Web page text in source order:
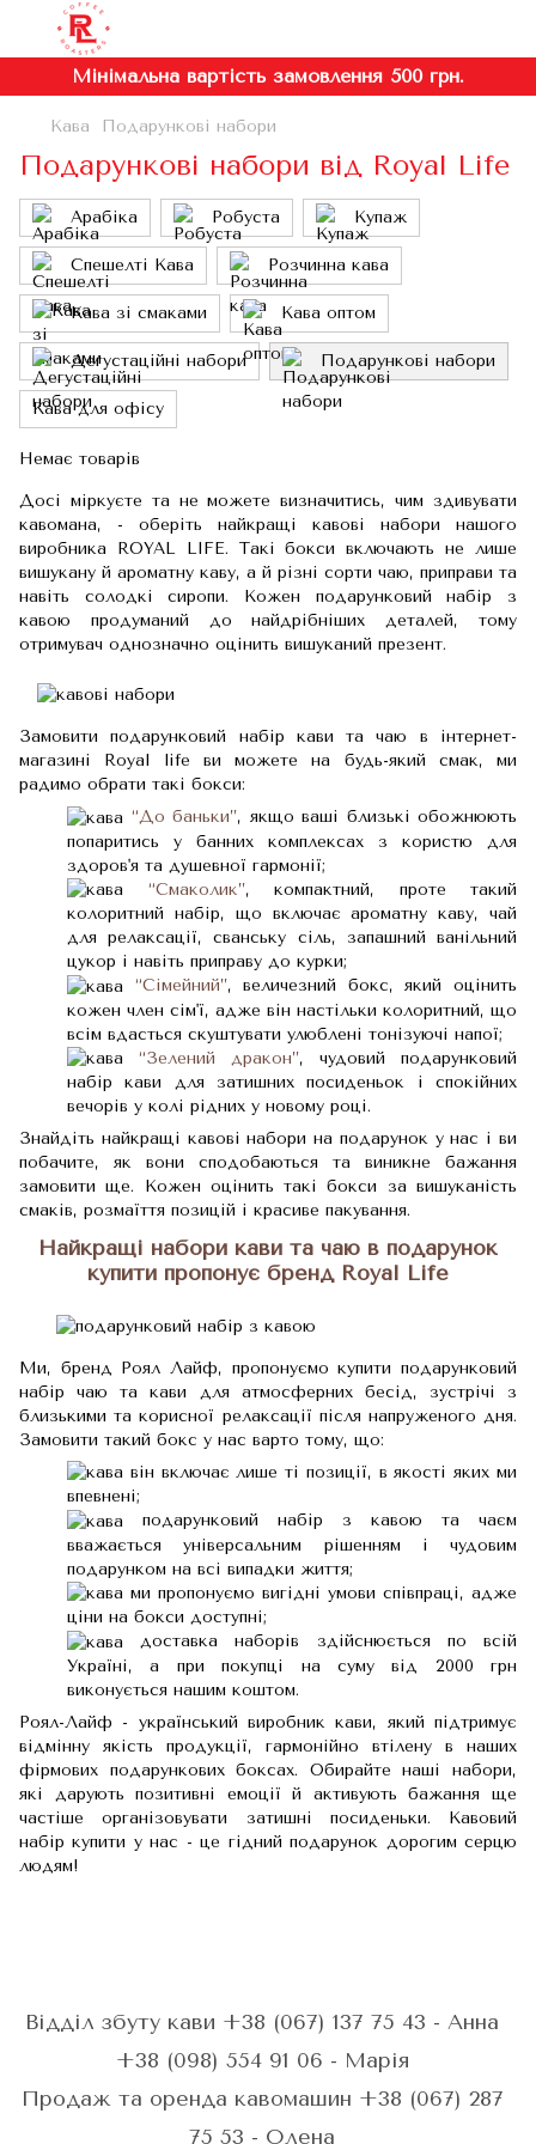
Мінімальна вартість замовлення 500 грн.
Кава Подарункові набори
Подарункові набори від Royal Life
Арабіка Робуста Купаж
Спешелті Кава Розчинна кава
Кава зі смаками Кава оптом
Дегустаційні набори Подарункові набори
Кава для офісу
Немає товарів
Досі міркуєте та не можете визначитись, чим здивувати
кавомана, - оберіть найкращі кавові набори нашого
виробника ROYAL LIFE. Такі бокси включають не лише
вишукану й ароматну каву, а й різні сорти чаю, приправи та
навіть солодкі сиропи. Кожен подарунковий набір з
кавою продуманий до найдрібніших деталей, тому
отримувач однозначно оцінить вишуканий презент.
Замовити подарунковий набір кави та чаю в інтернет-
магазині Royal life ви можете на будь-який смак, ми
радимо обрати такі бокси:
“До баньки”, якщо ваші близькі обожнюють
попаритись у банних комплексах з користю для
здоров'я та душевної гармонії;
“Смаколик”, компактний, проте такий
колоритний набір, що включає ароматну каву, чай
для релаксації, сванську сіль, запашний ванільний
цукор і навіть приправу до курки;
“Сімейний”, величезний бокс, який оцінить
кожен член сім'ї, адже він настільки колоритний, що
всім вдасться скуштувати улюблені тонізуючі напої;
“Зелений дракон”, чудовий подарунковий
набір кави для затишних посиденьок і спокійних
вечорів у колі рідних у новому році.
Знайдіть найкращі кавові набори на подарунок у нас і ви
побачите, як вони сподобаються та виникне бажання
замовити ще. Кожен оцінить такі бокси за вишуканість
смаків, розмаїття позицій і красиве пакування.
Найкращі набори кави та чаю в подарунок
купити пропонує бренд Royal Life
Ми, бренд Роял Лайф, пропонуємо купити подарунковий
набір чаю та кави для атмосферних бесід, зустрічі з
близькими та корисної релаксації після напруженого дня.
Замовити такий бокс у нас варто тому, що:
він включає лише ті позиції, в якості яких ми
впевнені;
подарунковий набір з кавою та чаєм
вважається універсальним рішенням і чудовим
подарунком на всі випадки життя;
ми пропонуємо вигідні умови співпраці, адже
ціни на бокси доступні;
доставка наборів здійснюється по всій
Україні, а при покупці на суму від 2000 грн
виконується нашим коштом.
Роял-Лайф - український виробник кави, який підтримує
відмінну якість продукції, гармонійно втілену в наших
фірмових подарункових боксах. Обирайте наші набори,
які дарують позитивні емоції й активують бажання ще
частіше організовувати затишні посиденьки. Кавовий
набір купити у нас - це гідний подарунок дорогим серцю
людям!
Відділ збуту кави +38 (067) 137 75 43 - Анна
+38 (098) 554 91 06 - Марія
Продаж та оренда кавомашин +38 (067) 287
75 53 - Олена